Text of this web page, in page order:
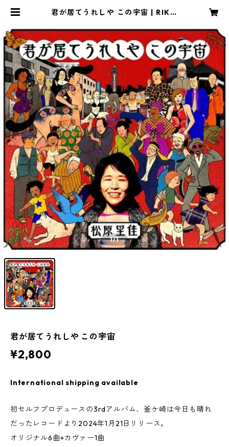
君が居てうれしや この宇宙 | RIKA.
1/1
君が居てうれしや この宇宙
¥2,800
International shipping available
初セルフプロデュースの3rdアルバム、釜ケ崎は今日も晴れ
だったレコードより2024年1月21日リリース。
オリジナル6曲+カヴァー1曲